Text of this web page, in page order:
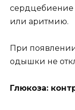
сердцебиение
или аритмию.
При
одышки не
Глюкоза: